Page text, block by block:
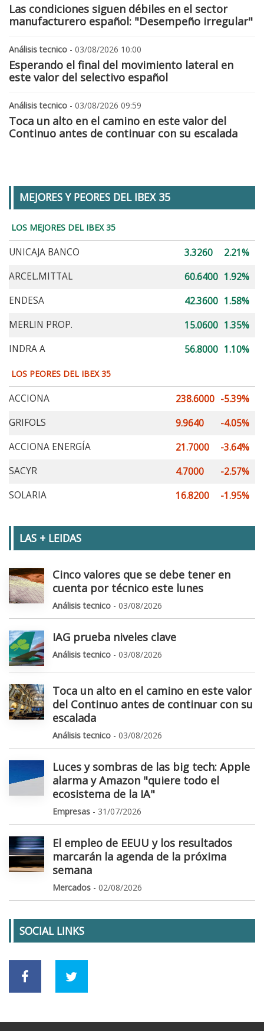
Las condiciones siguen débiles en el sector
manufacturero español: "Desempeño irregular"
Análisis tecnico - 03/08/2026 10:00
Esperando el final del movimiento lateral en
este valor del selectivo español
Análisis tecnico - 03/08/2026 09:59
Toca un alto en el camino en este valor del
Continuo antes de continuar con su escalada
MEJORES Y PEORES DEL IBEX 35
LOS MEJORES DEL IBEX 35
UNICAJA BANCO 3.3260
2.21%
ARCEL.MITTAL
60.6400 1.92%
ENDESA
42.3600 1.58%
MERLIN PROP.
15.0600 1.35%
INDRA A
56.8000 1.10%
LOS PEORES DEL IBEX 35
ACCIONA 238.6000 -5.39%
GRIFOLS
9.9640
-4.05%
ACCIONA ENERGÍA
21.7000
-3.64%
SACYR
4.7000
-2.57%
SOLARIA
16.8200 -1.95%
LAS + LEIDAS
Cinco valores que se debe tener en
cuenta por técnico este lunes
Análisis tecnico - 03/08/2026
IAG prueba niveles clave
Análisis tecnico - 03/08/2026
Toca un alto en el camino en este valor
del Continuo antes de continuar con su
escalada
Análisis tecnico - 03/08/2026
Luces y sombras de las big tech: Apple
alarma y Amazon "quiere todo el
ecosistema de la IA"
Empresas - 31/07/2026
El empleo de EEUU y los resultados
marcarán la agenda de la próxima
semana
Mercados - 02/08/2026
SOCIAL LINKS